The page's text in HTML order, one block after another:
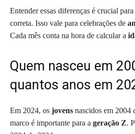
Entender essas diferenças é crucial
correta. Isso vale para celebrações de
Cada mês conta na hora de calcular a
Quem nasceu em
quantos anos em
Em 2024, os jovens nascidos em 2004
marco é importante para a geração Z.